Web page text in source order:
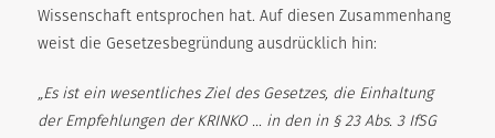
Wissenschaft entsprochen hat. Auf diesen Zusammenhang
weist die Gesetzesbegründung ausdrücklich hin:
„Es ist ein wesentliches Ziel des Gesetzes, die Einhaltung
der Empfehlungen der KRINKO … in den in § 23 Abs. 3 IfSG